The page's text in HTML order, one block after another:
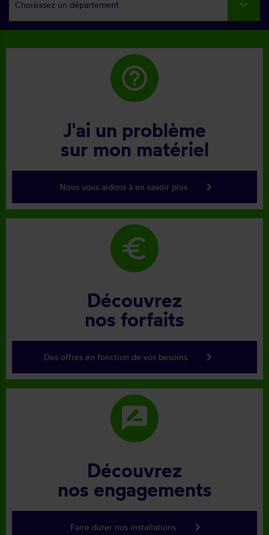
Choisissez un département
help_outline
J'ai un problème
sur mon matériel
Nous vous aidons à en savoir plus keyboard_arrow_right
euro
Découvrez
nos forfaits
Des offres en fonction de vos besoins keyboard_arrow_right
rate_review
Découvrez
nos engagements
Faire durer nos installations keyboard_arrow_right